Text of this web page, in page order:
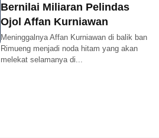
Bernilai Miliaran Pelindas
Ojol Affan Kurniawan
Meninggalnya Affan Kurniawan di balik ban
Rimueng menjadi noda hitam yang akan
melekat selamanya di...